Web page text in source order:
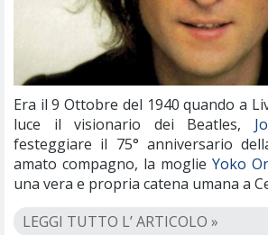
Era il 9 Ottobre del 1940 quando a
luce il visionario dei Beatles,
festeggiare il 75° anniversario
amato compagno, la moglie Yoko
una vera e propria catena umana a
LEGGI TUTTO L’ ARTICOLO »